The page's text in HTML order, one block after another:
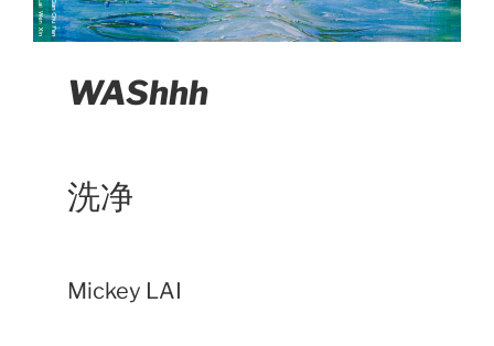
WAShhh
洗净
Mickey LAI